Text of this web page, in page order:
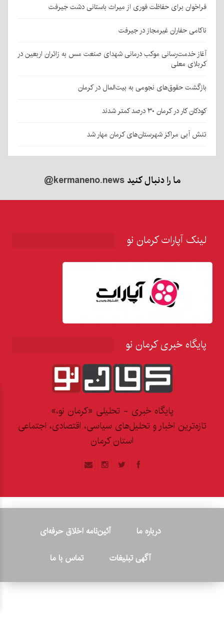
فراخوان برای حفاظت فوری از میراث باستانی دشت جیرفت
ناکامی حفاران غیرمجاز در جیرفت
آغاز خدمت‌رسانی موکب درمانی شهدای صنعت مس به زائران اربعین در
کربلای معلی
بازگشت حقوق‌های نجومی به بیت‌المال در کرمان
کودکان کار در کرمان ۳۰ درصد کمتر شدند
تنش آبی مراکز شهرستان‌های کرمان مهار شد
ما را دنبال کنید@kermaneno.news
لینک آپارات کرمان نو
پایگاه خبری کرمان نو
پایگاه خبری - تحلیلی «کرمان نو،»
تازه‌ترین اخبار و تحلیل‌های سیاسی، اقتصادی، اجتماعی
استان کرمان
درباره ما
آئین‌نامه اخلاق حرفه‌ای
آگهی تبلیغات
تماس با ما